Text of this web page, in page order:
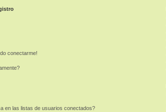
conectarme!
en las listas de usuarios conectados?